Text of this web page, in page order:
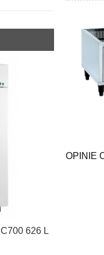
626 L
OPINIE